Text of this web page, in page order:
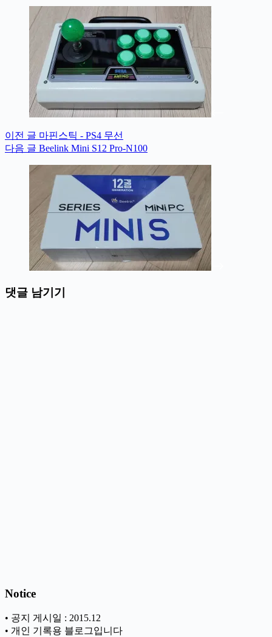
이전 글 마핀스틱 - PS4 무선
다음 글 Beelink Mini S12 Pro-N100
댓글 남기기
Notice
• 공지 게시일 : 2015.12
• 개인 기록용 블로그입니다